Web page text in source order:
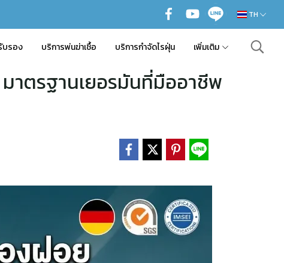
TH
บรอง บริการพ่นฆ่าเชื้อ บริการกำจัดไรฝุ่น เพิ่มเติม
มาตรฐานเยอรมันที่มืออาชีพ